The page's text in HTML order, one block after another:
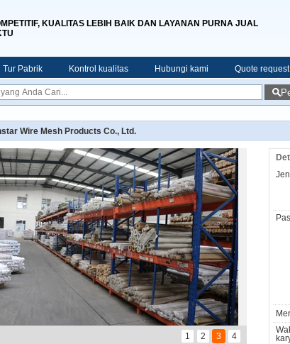
KUALITAS LEBIH BAIK DAN LAYANAN PURNA JUAL
Tur Pabrik Kontrol kualitas Hubungi kami Quote
Wire Mesh Products Co., Ltd.
1 2 3 4